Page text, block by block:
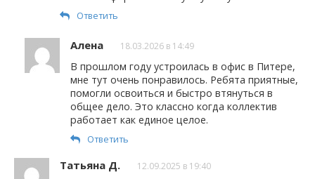
Ответить
Алена 18.03.2026 в 14:49
В прошлом году устроилась в офис в Питере,
мне тут очень понравилось. Ребята приятные,
помогли освоиться и быстро втянуться в
общее дело. Это классно когда коллектив
работает как единое целое.
Ответить
Татьяна Д. 12.09.2025 в 19:40